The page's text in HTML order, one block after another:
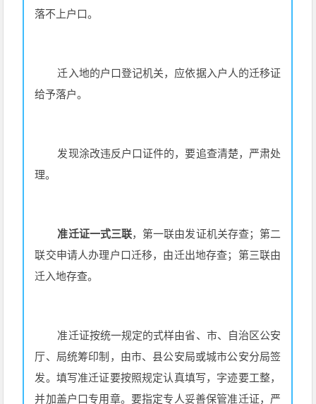
落不上户口。
迁入地的户口登记机关，应依据入户人的迁移证
给予落户。
发现涂改违反户口证件的，要追查清楚，严肃处
理。
准迁证一式三联，第一联由发证机关存查；第二
联交申请人办理户口迁移，由迁出地存查；第三联由
迁入地存查。
准迁证按统一规定的式样由省、市、自治区公安
厅、局统筹印制，由市、县公安局或城市公安分局签
发。填写准迁证要按照规定认真填写，字迹要工整，
并加盖户口专用章。要指定专人妥善保管准迁证，严